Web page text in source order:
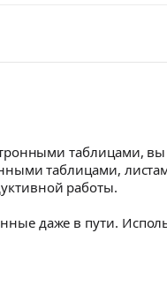
таблицами, вы
таблицами,
работы.
даже в пути.